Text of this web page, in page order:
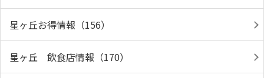
星ヶ丘お得情報（156）
星ヶ丘 飲食店情報（170）